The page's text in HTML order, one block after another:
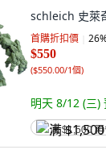
schleich 史萊
首購折扣價 26
$550
($550.00/1個)
明天 8/12 (三)
满 $1,500